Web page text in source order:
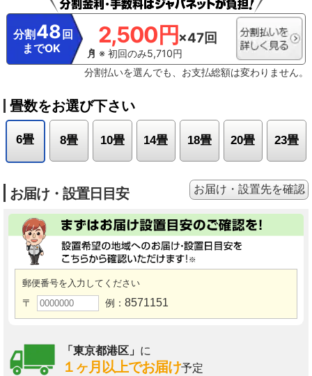
テンレス通風路・ステンレスフラップ】エアコンから出る空気を除菌している
わけではありません。JIS Z 2801定量試験(フィルム密着法)によります。
※16【ecoこれっきり運転で省エネ】RAS-GT4026D、洋室14畳。冷房時:外気
温35℃、設定温度27℃、風速自動において、室温安定時の1時間あたりの積算消
費電力量が［ecoこれっきり］ON（262Wh）とOFF（303Wh）との比較。カー
テンを閉め切った日射量の少ない日中を想定。
※17【外気温50℃でも運転】
運転中の室外機の吸い込み空気温度。ベランダなど狭小スペースに設置した場
用環境により能力が低下する場合があります。
定されておらず、お客様による設定が必要
分割 48 回
までOK
2,500円×47回
※ 初回のみ5,710円
分割払いを選んでも、お支払総額は変わりません。
畳数をお選び下さい
6畳 8畳 10畳 14畳 18畳 20畳 23畳
お届け・設置日目安
郵便番号を入力してください
〒 例： 8571151
「東京都港区」 に
１ヶ月以上でお届け予定
お届け・設置先を確認